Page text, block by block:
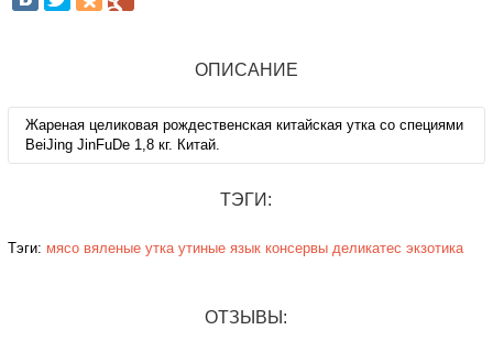
ОПИСАНИЕ
Жареная целиковая рождественская китайская утка со специями
BeiJing JinFuDe 1,8 кг. Китай.
ТЭГИ:
Тэги: мясо вяленые утка утиные язык консервы деликатес экзотика
ОТЗЫВЫ: